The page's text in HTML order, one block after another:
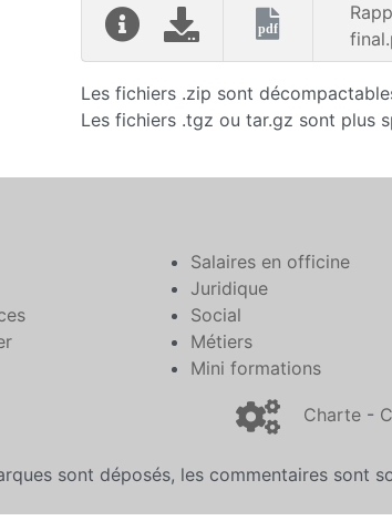
pdf
Les fichiers .zip sont
Les fichiers .tgz ou tar.gz sont plus
Salaires en officine
Juridique
Social
Métiers
Mini formations
Charte -
sont déposés, les commentaires sont